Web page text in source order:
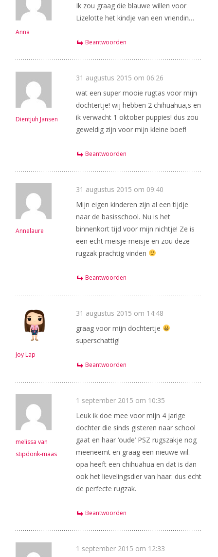
Anna
Ik zou graag die blauwe willen voor
Lizelotte het kindje van een vriendin…
Beantwoorden
Dientjuh Jansen
31 augustus 2015 om 06:26
wat een super mooie rugtas voor mijn
dochtertje! wij hebben 2 chihuahua,s en
ik verwacht 1 oktober puppies! dus zou
geweldig zijn voor mijn kleine boef!
Beantwoorden
Annelaure
31 augustus 2015 om 09:40
Mijn eigen kinderen zijn al een tijdje
naar de basisschool. Nu is het
binnenkort tijd voor mijn nichtje! Ze is
een echt meisje-meisje en zou deze
rugzak prachtig vinden
Beantwoorden
Joy Lap
31 augustus 2015 om 14:48
graag voor mijn dochtertje
superschattig!
Beantwoorden
melissa van
stipdonk-maas
1 september 2015 om 10:35
Leuk ik doe mee voor mijn 4 jarige
dochter die sinds gisteren naar school
gaat en haar ‘oude’ PSZ rugszakje nog
meeneemt en graag een nieuwe wil.
opa heeft een chihuahua en dat is dan
ook het lievelingsdier van haar: dus echt
de perfecte rugzak.
Beantwoorden
1 september 2015 om 12:33